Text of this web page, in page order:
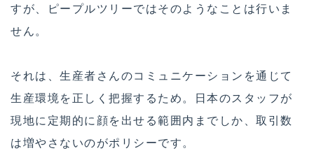
すが、ピープルツリーではそのようなことは行いま
せん。
それは、生産者さんのコミュニケーションを通じて
生産環境を正しく把握するため。日本のスタッフが
現地に定期的に顔を出せる範囲内までしか、取引数
は増やさないのがポリシーです。